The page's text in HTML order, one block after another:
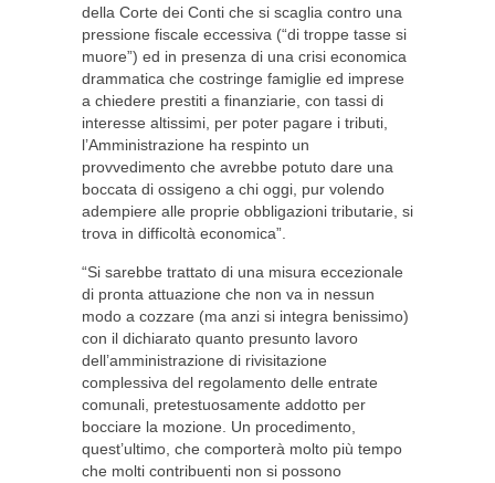
della Corte dei Conti che si scaglia contro una
pressione fiscale eccessiva (“di troppe tasse si
muore”) ed in presenza di una crisi economica
drammatica che costringe famiglie ed imprese
a chiedere prestiti a finanziarie, con tassi di
interesse altissimi, per poter pagare i tributi,
l’Amministrazione ha respinto un
provvedimento che avrebbe potuto dare una
boccata di ossigeno a chi oggi, pur volendo
adempiere alle proprie obbligazioni tributarie, si
trova in difficoltà economica”.
“Si sarebbe trattato di una misura eccezionale
di pronta attuazione che non va in nessun
modo a cozzare (ma anzi si integra benissimo)
con il dichiarato quanto presunto lavoro
dell’amministrazione di rivisitazione
complessiva del regolamento delle entrate
comunali, pretestuosamente addotto per
bocciare la mozione. Un procedimento,
quest’ultimo, che comporterà molto più tempo
che molti contribuenti non si possono